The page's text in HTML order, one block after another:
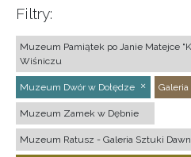
Filtry:
Muzeum Pamiątek po Janie Matejce
Wiśniczu
Muzeum Dwór w Dołędze Galeria
Muzeum Zamek w Dębnie
Muzeum Ratusz - Galeria Sztuki